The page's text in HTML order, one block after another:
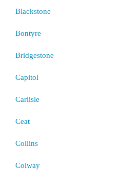
Blackstone
Bontyre
Bridgestone
Capitol
Carlisle
Ceat
Collins
Colway